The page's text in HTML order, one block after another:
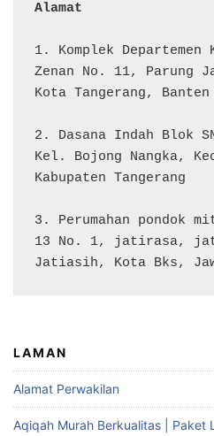
Alamat
1. Komplek
Zenan No. 11, Parung
Kota Tangerang, Banten
2. Dasana Indah Blok
Kel. Bojong Nangka,
Kabupaten Tangerang
3. Perumahan pondok
13 No. 1, jatirasa,
Jatiasih, Kota Bks,
LAMAN
Alamat Perwakilan
Aqiqah Murah Berkualitas | Paket